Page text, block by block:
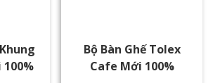
Bộ Bàn Ghế Tolex
Cafe Mới 100%